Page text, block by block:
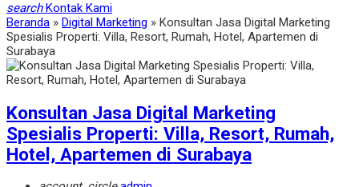
search Kontak Kami
Beranda » Digital Marketing » Konsultan Jasa Digital Marketing
Spesialis Properti: Villa, Resort, Rumah, Hotel, Apartemen di
Surabaya
Konsultan Jasa Digital Marketing
Spesialis Properti: Villa, Resort, Rumah,
Hotel, Apartemen di Surabaya